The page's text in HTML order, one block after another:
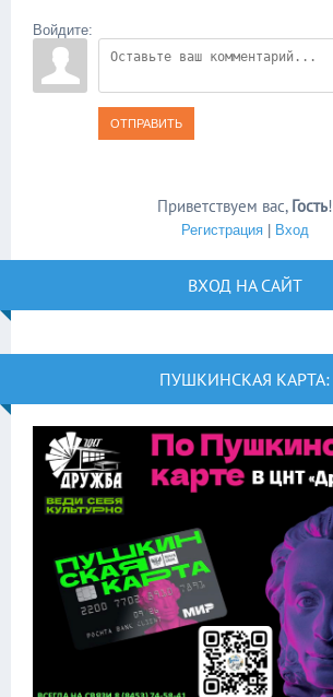
Войдите:
ОТПРАВИТЬ
Приветствуем вас, Гость!
Регистрация| Вход
ВХОД НА САЙТ
ПУШКИНСКАЯ КАРТА: